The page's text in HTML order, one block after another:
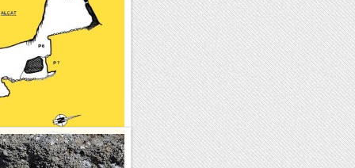
a buscar bolets!Hora
Comarca del
el que es trigui a omplir
del Pollo